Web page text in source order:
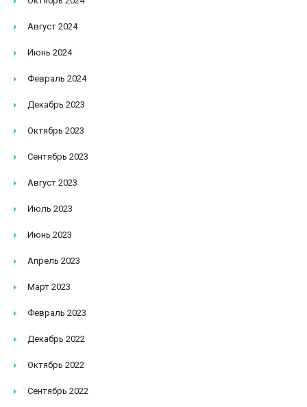
Август 2024
Июнь 2024
Февраль 2024
Декабрь 2023
Октябрь 2023
Сентябрь 2023
Август 2023
Июль 2023
Июнь 2023
Апрель 2023
Март 2023
Февраль 2023
Декабрь 2022
Октябрь 2022
Сентябрь 2022